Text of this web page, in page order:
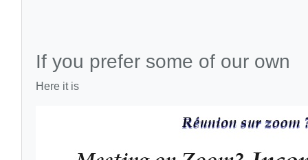
If you prefer some of our own
Here it is